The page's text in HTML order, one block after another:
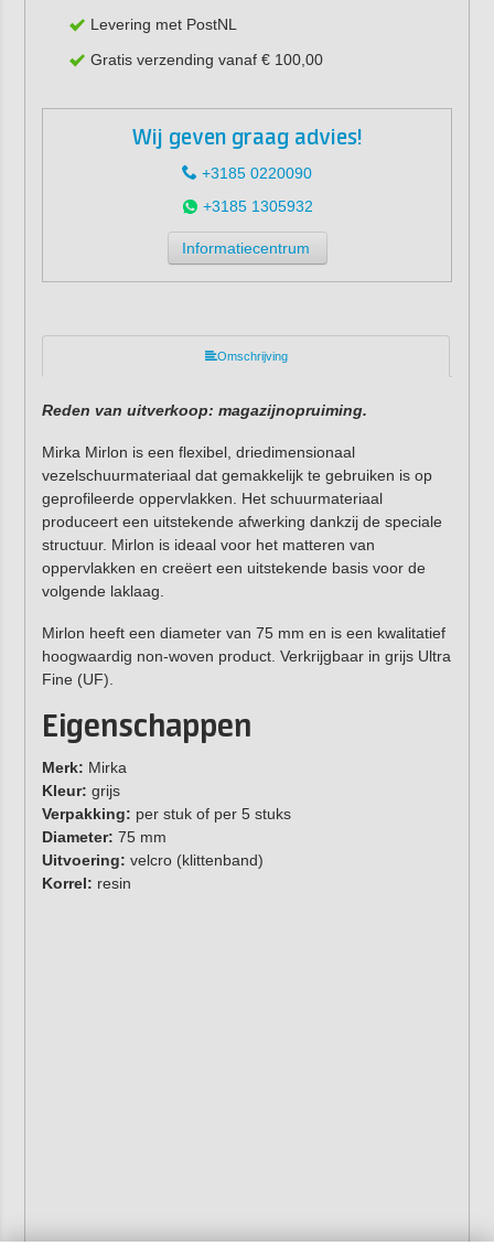
Levering met PostNL
Gratis verzending vanaf € 100,00
Wij geven graag advies!
+3185 0220090
+3185 1305932
Informatiecentrum
Omschrijving
Reden van uitverkoop: magazijnopruiming.
Mirka Mirlon is een flexibel, driedimensionaal
vezelschuurmateriaal dat gemakkelijk te gebruiken is op
geprofileerde oppervlakken. Het schuurmateriaal
produceert een uitstekende afwerking dankzij de speciale
structuur. Mirlon is ideaal voor het matteren van
oppervlakken en creëert een uitstekende basis voor de
volgende laklaag.
Mirlon heeft een diameter van 75 mm en is een kwalitatief
hoogwaardig non-woven product. Verkrijgbaar in grijs Ultra
Fine (UF).
Eigenschappen
Merk: Mirka
Kleur: grijs
Verpakking: per stuk of per 5 stuks
Diameter: 75 mm
Uitvoering: velcro (klittenband)
Korrel: resin